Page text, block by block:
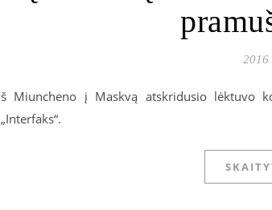
2016
š Miuncheno į Maskvą atskridusio lėktuvo
„Interfaks“.